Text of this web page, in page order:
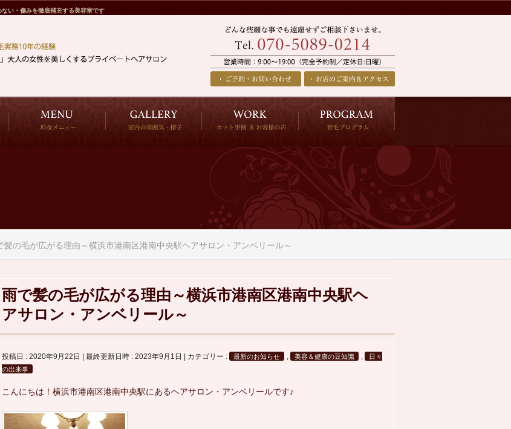
い・傷みを徹底補充する美容室です
髪の毛が広がる理由～横浜市港南区港南中央駅ヘアサロン・アンベリール～
雨で髪の毛が広がる理由～横浜市港南区港南中央駅ヘ
アサロン・アンベリール～
投稿日 : 2020年9月22日 最終更新日時 : 2023年9月1日 カテゴリー : 最新のお知らせ , 美容＆健康の豆知識 ,
日々
の出来事
こんにちは！横浜市港南区港南中央駅にあるヘアサロン・アンベリールです♪